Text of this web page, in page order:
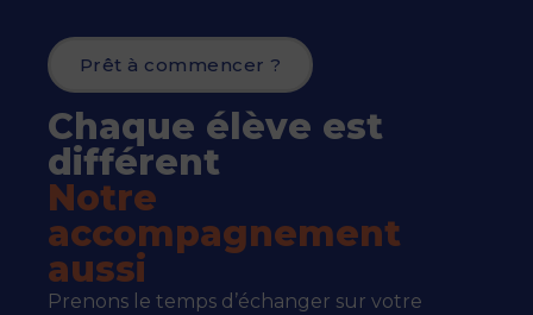
Chaque élève est
différent
Notre
accompagnement
aussi
Prêt à commencer ?
Prenons le temps d’échanger sur votre